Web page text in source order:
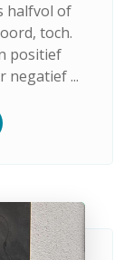
halfvol of
toch.
positief
negatief ...